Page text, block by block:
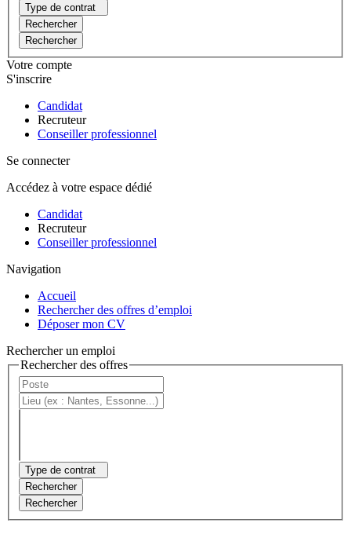
Type de contrat
Rechercher
Rechercher
Votre compte
S'inscrire
Candidat
Recruteur
Conseiller professionnel
Se connecter
Accédez à votre espace dédié
Candidat
Recruteur
Conseiller professionnel
Navigation
Accueil
Rechercher des offres d’emploi
Déposer mon CV
Rechercher un emploi
Rechercher des offres
Type de contrat
Rechercher
Rechercher